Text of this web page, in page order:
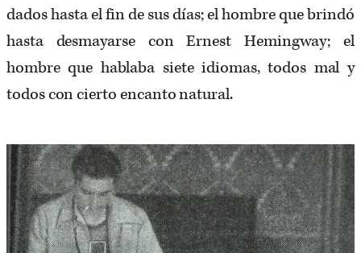
dados hasta el fin de sus días; el hombre que brindó
hasta desmayarse con Ernest Hemingway; el
hombre que hablaba siete idiomas, todos mal y
todos con cierto encanto natural.